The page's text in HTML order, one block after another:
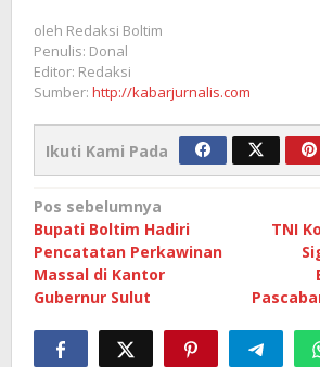
oleh Redaksi Boltim
Penulis: Donal
Editor: Redaksi
Sumber: http://kabarjurnalis.com
Ikuti Kami Pada
Navigasi
pos
Pos sebelumnya
Bupati Boltim Hadiri
Pencatatan Perkawinan
Massal di Kantor
Gubernur Sulut
TNI